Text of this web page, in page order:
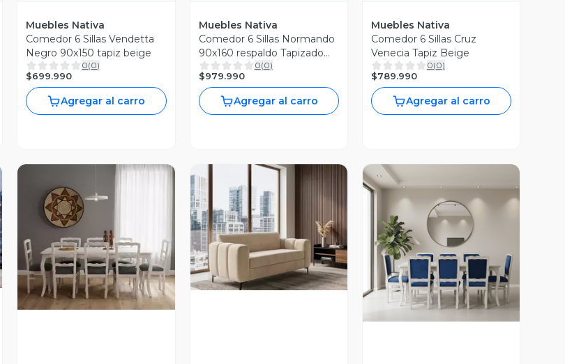
Muebles Nativa
Comedor 6 Sillas Vendetta
Negro 90x150 tapiz beige
0(0)
$699.990
Agregar al carro
Muebles Nativa
Comedor 6 Sillas Normando
90x160 respaldo Tapizado
Beige
0(0)
$979.990
Agregar al carro
Muebles Nativa
Comedor 6 Sillas Cruz
Venecia Tapiz Beige
0(0)
$789.990
Agregar al carro
Vista Previa
Vista Previa
Vista Previa